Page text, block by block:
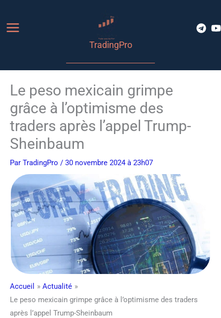
contenu
TradingPro
Le peso mexicain grimpe
grâce à l’optimisme des
traders après l’appel Trump-
Sheinbaum
Par TradingPro / 30 novembre 2024 à 23h07
Accueil
Actualité
Le peso mexicain grimpe grâce à l’optimisme des traders
après l’appel Trump-Sheinbaum